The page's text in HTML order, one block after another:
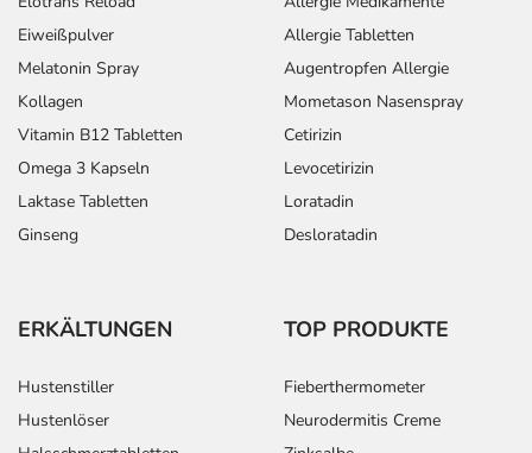
Eiweißpulver
Melatonin Spray
Kollagen
Vitamin B12 Tabletten
Omega 3 Kapseln
Laktase Tabletten
Ginseng
Allergie Tabletten
Augentropfen Allergie
Mometason Nasenspray
Cetirizin
Levocetirizin
Loratadin
Desloratadin
ERKÄLTUNGEN
Hustenstiller
Hustenlöser
TOP PRODUKTE
Fieberthermometer
Neurodermitis Creme